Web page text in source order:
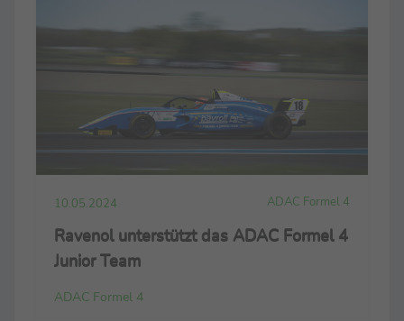
10.05.2024 ADAC Formel 4
Ravenol unterstützt das ADAC Formel 4
Junior Team
ADAC Formel 4